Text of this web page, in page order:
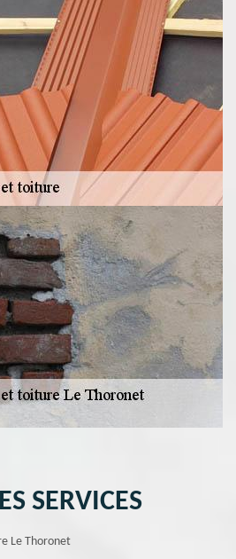
SERVICES
Le Thoronet